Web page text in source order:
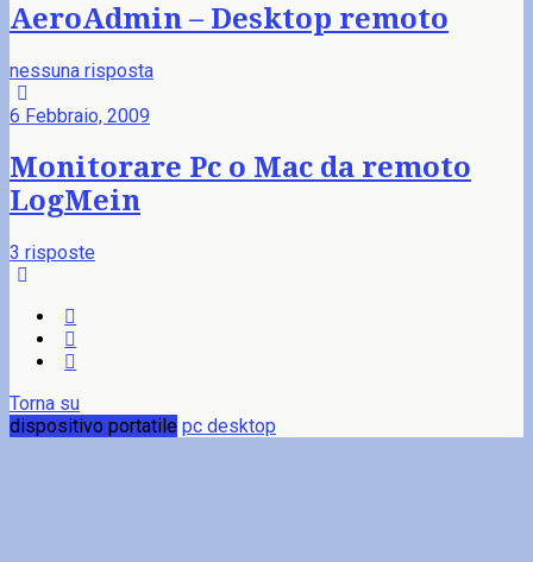
AeroAdmin – Desktop remoto
nessuna risposta
6 Febbraio, 2009
Monitorare Pc o Mac da remoto
LogMein
3 risposte
Torna su
dispositivo portatile pc desktop